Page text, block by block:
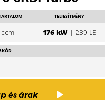
TELJESÍTMÉNY
176 kW| 239 LE
és árak